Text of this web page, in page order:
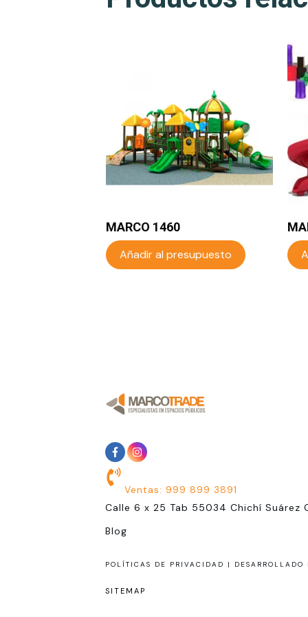
MARCO 1460
Añadir al presupuesto
Ventas: 999 899 3891
Calle 6 x 25 Tab 55034 Chichí Suárez
Blog
POLÍTICAS DE PRIVACIDAD | DESARROLLADO
SITEMAP